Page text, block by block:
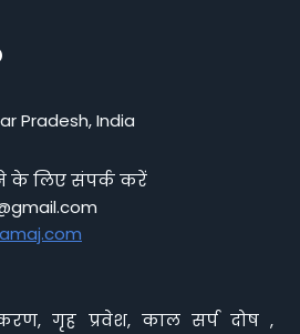
Pradesh, India
के लिए संपर्क करें
गृह प्रवेश, काल सर्प दोष ,